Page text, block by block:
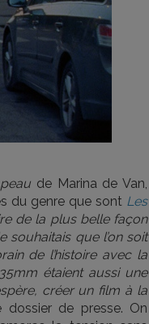
de Marina de Van,
du genre que sont Les
de la plus belle façon
souhaitais que l’on soit
de l’histoire avec la
étaient aussi une
créer un film à la
de presse. On